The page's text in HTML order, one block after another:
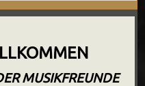
MUSIKFREUNDE